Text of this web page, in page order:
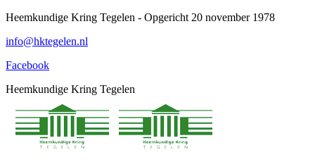
Spring
content
Heemkundige Kring Tegelen - Opgericht 20 november 1978
info@hktegelen.nl
Facebook
Heemkundige Kring Tegelen